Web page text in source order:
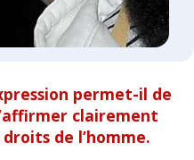
permet-il de
clairement
de l’homme.